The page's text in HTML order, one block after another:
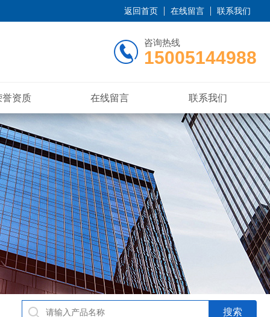
返回首页 在线留言 联系我们
咨询热线
15005144988
誉资质 在线留言 联系我们